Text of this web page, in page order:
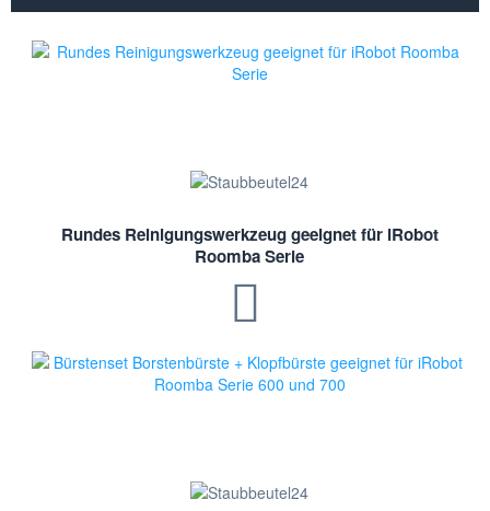
Rundes Reinigungswerkzeug geeignet für iRobot
Roomba Serie